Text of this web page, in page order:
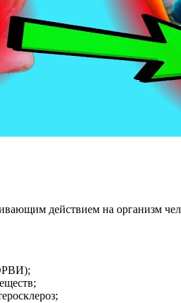
действием на организм